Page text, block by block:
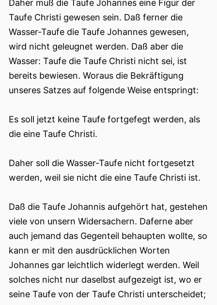
Daher muß die Taufe Johannes eine Figur der
Taufe Christi gewesen sein. Daß ferner die
Wasser-Taufe die Taufe Johannes gewesen,
wird nicht geleugnet werden. Daß aber die
Wasser: Taufe die Taufe Christi nicht sei, ist
bereits bewiesen. Woraus die Bekräftigung
unseres Satzes auf folgende Weise entspringt:
Es soll jetzt keine Taufe fortgefegt werden, als
die eine Taufe Christi.
Daher soll die Wasser-Taufe nicht fortgesetzt
werden, weil sie nicht die eine Taufe Christi ist.
Daß die Taufe Johannis aufgehört hat, gestehen
viele von unsern Widersachern. Daferne aber
auch jemand das Gegenteil behaupten wollte, so
kann er mit den ausdrücklichen Worten
Johannes gar leichtlich widerlegt werden. Weil
solches nicht nur daselbst aufgezeigt ist, wo er
seine Taufe von der Taufe Christi unterscheidet;